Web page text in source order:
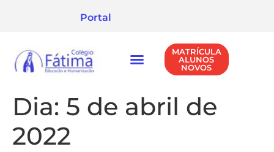
Portal
MATRÍCULA
ALUNOS
NOVOS
Dia: 5 de abril de
2022